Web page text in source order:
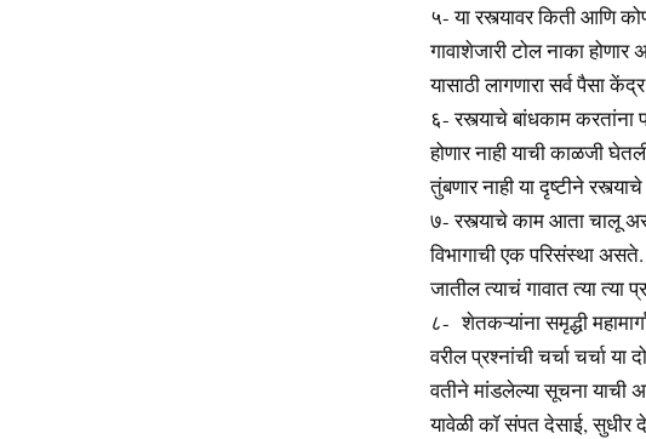
५- या रस्त्यावर किती आणि
गावाशेजारी टोल नाका होणार
यासाठी लागणारा सर्व पैसा
६- रस्त्याचे बांधकाम करतांना
होणार नाही याची काळजी
तुंबणार नाही या दृष्टीने
७- रस्त्याचे काम आता चालू
विभागाची एक परिसंस्था
जातील त्याचं गावात त्या त्या
८- शेतकऱ्यांना समृद्धी
वरील प्रश्नांची चर्चा चर्चा
वतीने मांडलेल्या सूचना याची
यावेळी कॉ संपत देसाई, सुधीर